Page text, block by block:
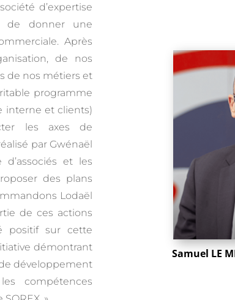
d’expertise
de donner une
Après
de nos
de nos métiers et
programme
interne et clients)
les axes de
par Gwénaël
et les
des plans
Lodaël
de ces actions
positif sur cette
démontrant
développement
compétences
Samuel LE